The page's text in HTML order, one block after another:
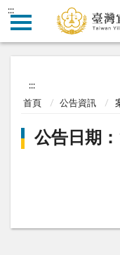
:::
:::
首頁 公告資訊
公告日期